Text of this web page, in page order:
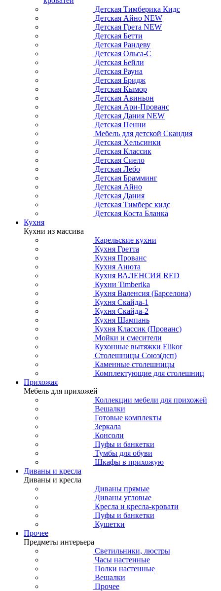
Детская Тимберика Кидс
Детская Айно NEW
Детская Грета NEW
Детская Бетти
Детская Рандеву
Детская Ольса-С
Детская Бейли
Детская Рауна
Детская Бридж
Детская Кымор
Детская Авиньон
Детская Ари-Прованс
Детская Дания NEW
Детская Пенни
Мебель для детской Скандия
Детская Хельсинки
Детская Классик
Детская Сиело
Детская Лебо
Детская Брамминг
Детская Айно
Детская Дания
Детская Тимберс кидс
Детская Коста Бланка
Кухня
Кухни из массива
Карельские кухни
Кухня Гретта
Кухня Прованс
Кухня Анюта
Кухня ВАЛЕНСИЯ RED
Кухни Timberika
Кухня Валенсия (Барселона)
Кухня Скайда-1
Кухня Скайда-2
Кухня Шампань
Кухня Классик (Прованс)
Мойки и смесители
Кухонные вытяжки Elikor
Столешницы Союз(дсп)
Каменные столешницы
Комплектующие для столешниц
Прихожая
Мебель для прихожей
Коллекции мебели для прихожей
Вешалки
Готовые комплекты
Зеркала
Консоли
Пуфы и банкетки
Тумбы для обуви
Шкафы в прихожую
Диваны и кресла
Диваны и кресла
Диваны прямые
Диваны угловые
Кресла и кресла-кровати
Пуфы и банкетки
Кушетки
Прочее
Предметы интерьера
Светильники, люстры
Часы настенные
Полки настенные
Вешалки
Прочее